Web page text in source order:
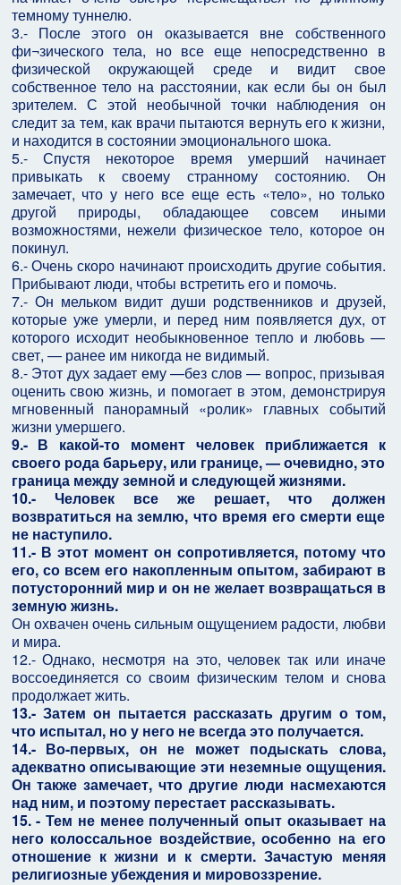
темному туннелю.
3.- После этого он оказывается вне собственного
фи¬зического тела, но все еще непосредственно в
физической окружающей среде и видит свое
собственное тело на расстоянии, как если бы он был
зрителем. С этой необычной точки наблюдения он
следит за тем, как врачи пытаются вернуть его к жизни,
и находится в состоянии эмоционального шока.
5.- Спустя некоторое время умерший начинает
привыкать к своему странному состоянию. Он
замечает, что у него все еще есть «тело», но только
другой природы, обладающее совсем иными
возможностями, нежели физическое тело, которое он
покинул.
6.- Очень скоро начинают происходить другие события.
Прибывают люди, чтобы встретить его и помочь.
7.- Он мельком видит души родственников и друзей,
которые уже умерли, и перед ним появляется дух, от
которого исходит необыкновенное тепло и любовь —
свет, — ранее им никогда не видимый.
8.- Этот дух задает ему —без слов — вопрос, призывая
оценить свою жизнь, и помогает в этом, демонстрируя
мгновенный панорамный «ролик» главных событий
жизни умершего.
9.- В какой-то момент человек приближается к
своего рода барьеру, или границе, — очевидно, это
граница между земной и следующей жизнями.
10.- Человек все же решает, что должен
возвратиться на землю, что время его смерти еще
не наступило.
11.- В этот момент он сопротивляется, потому что
его, со всем его накопленным опытом, забирают в
потусторонний мир и он не желает возвращаться в
земную жизнь.
Он охвачен очень сильным ощущением радости, любви
и мира.
12.- Однако, несмотря на это, человек так или иначе
воссоединяется со своим физическим телом и снова
продолжает жить.
13.- Затем он пытается рассказать другим о том,
что испытал, но у него не всегда это получается.
14.- Во-первых, он не может подыскать слова,
адекватно описывающие эти неземные ощущения.
Он также замечает, что другие люди насмехаются
над ним, и поэтому перестает рассказывать.
15. - Тем не менее полученный опыт оказывает на
него колоссальное воздействие, особенно на его
отношение к жизни и к смерти. Зачастую меняя
религиозные убеждения и мировоззрение.